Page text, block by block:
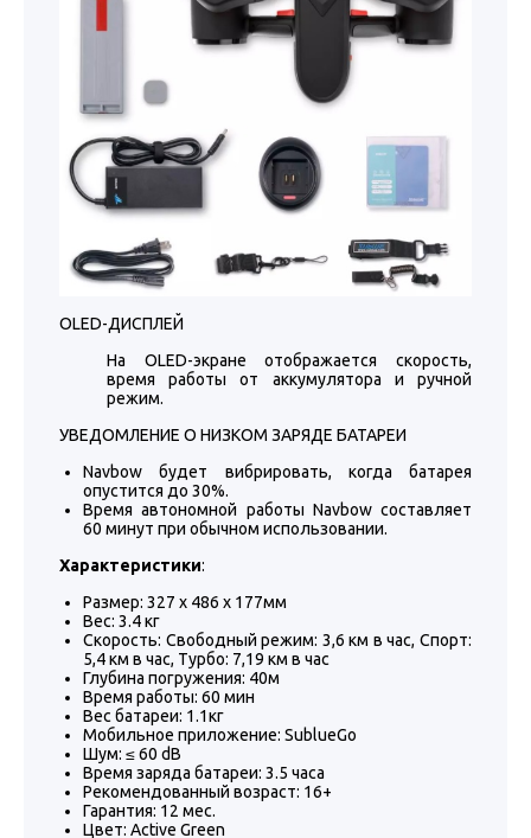
OLED-ДИСПЛЕЙ
На OLED-экране отображается скорость,
время работы от аккумулятора и ручной
режим.
УВЕДОМЛЕНИЕ О НИЗКОМ ЗАРЯДЕ БАТАРЕИ
Navbow будет вибрировать, когда батарея
опустится до 30%.
Время автономной работы Navbow составляет
60 минут при обычном использовании.
Характеристики:
Размер: 327 x 486 x 177мм
Вес: 3.4 кг
Скорость: Свободный режим: 3,6 км в час, Спорт:
5,4 км в час, Турбо: 7,19 км в час
Глубина погружения: 40м
Время работы: 60 мин
Вес батареи: 1.1кг
Мобильное приложение: SublueGo
Шум: ≤ 60 dB
Время заряда батареи: 3.5 часа
Рекомендованный возраст: 16+
Гарантия: 12 мес.
Цвет: Active Green